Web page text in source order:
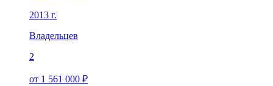
2013 г.
Владельцев
2
от 1 561 000 ₽